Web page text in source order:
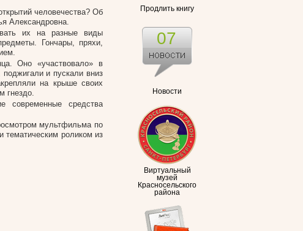
Продлить книгу
Новости
07
Виртуальный
музей
Красносельского
района
человечества? Об
Александровна.
их на разные виды
Гончары, пряхи,
Оно «участвовало» в
и пускали вниз
на крыше своих
гнездо.
современные средства
мультфильма по
тематическим роликом из